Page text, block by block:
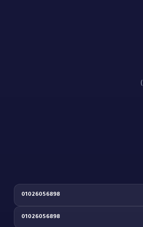
01026056898
01026056898